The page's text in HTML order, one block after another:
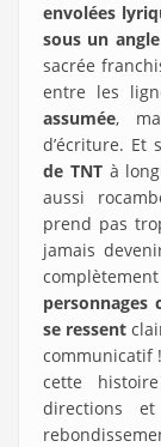
envolées
sous un
sacrée
entre les
assumée,
d’écriture. Et
de TNT à
aussi
prend pas
jamais
se ressent
communicatif
cette
directions